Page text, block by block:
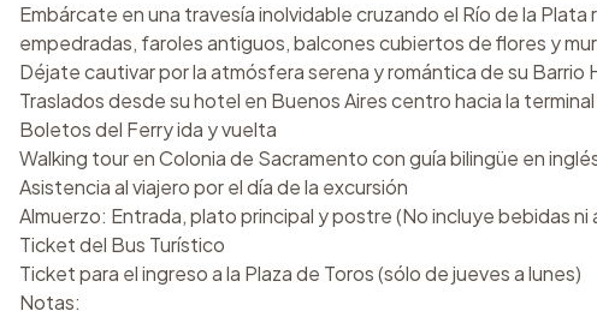
Embárcate en una travesía inolvidable cruzando el Río de la
empedradas, faroles antiguos, balcones cubiertos de flores y
Déjate cautivar por la atmósfera serena y romántica de su
Traslados desde su hotel en Buenos Aires centro hacia la
Boletos del Ferry ida y vuelta
Walking tour en Colonia de Sacramento con guía bilingüe en
Asistencia al viajero por el día de la excursión
Almuerzo: Entrada, plato principal y postre (No incluye bebidas ni
Ticket del Bus Turístico
Ticket para el ingreso a la Plaza de Toros (sólo de jueves a lunes)
Notas: